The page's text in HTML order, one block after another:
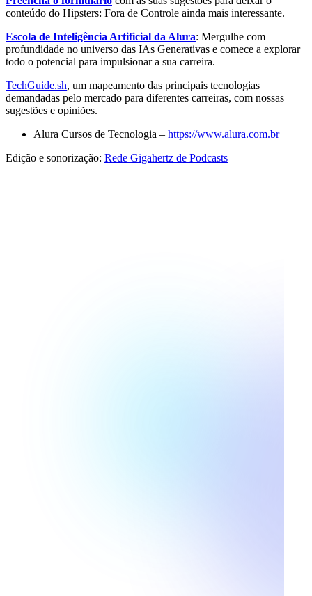
conteúdo do Hipsters: Fora de Controle ainda mais interessante.
Escola de Inteligência Artificial da Alura: Mergulhe com
profundidade no universo das IAs Generativas e comece a explorar
todo o potencial para impulsionar a sua carreira.
TechGuide.sh, um mapeamento das principais tecnologias
demandadas pelo mercado para diferentes carreiras, com nossas
sugestões e opiniões.
Alura Cursos de Tecnologia – https://www.alura.com.br
Edição e sonorização: Rede Gigahertz de Podcasts